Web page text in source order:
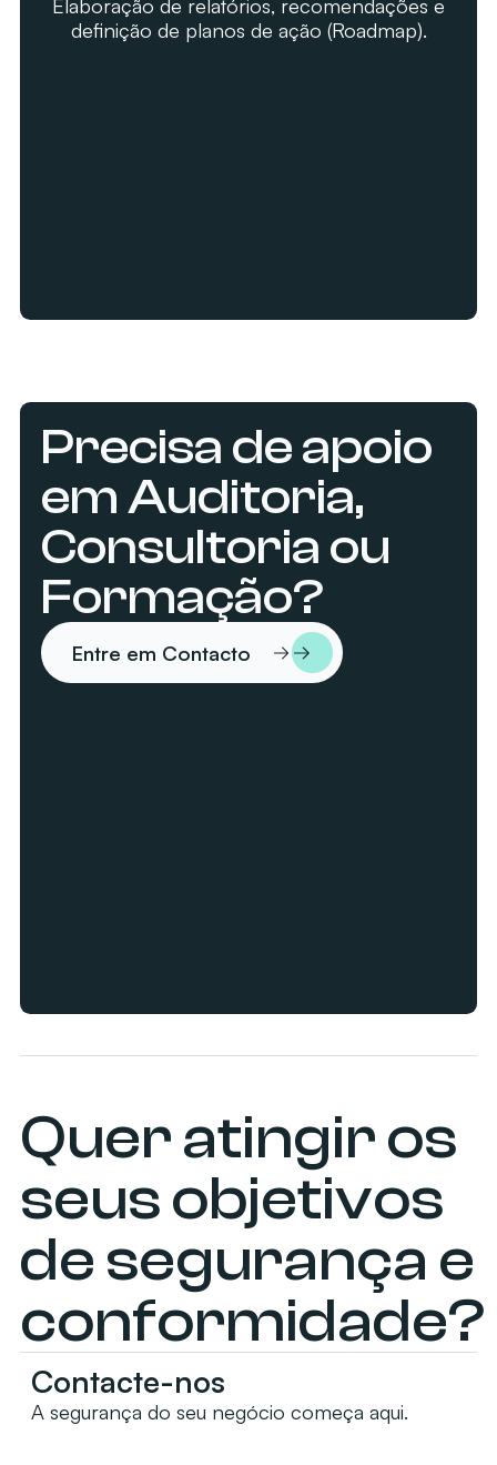
definição de planos de ação (Roadmap).
Precisa de apoio
em Auditoria,
Consultoria ou
Formação?
Entre em Contacto
Quer atingir os
seus objetivos
de segurança e
conformidade?
Contacte-nos
A segurança do seu negócio começa aqui.